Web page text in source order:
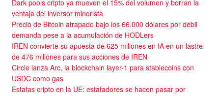
Dark pools cripto ya mueven el 15% del volumen y borran la
ventaja del inversor minorista
Precio de Bitcoin atrapado bajo los 66.000 dólares por débil
demanda pese a la acumulación de HODLers
IREN convierte su apuesta de 625 millones en IA en un lastre
de 476 millones para sus acciones de IREN
Circle lanza Arc, la blockchain layer-1 para stablecoins con
USDC como gas
Estafas cripto en la UE: estafadores se hacen pasar por